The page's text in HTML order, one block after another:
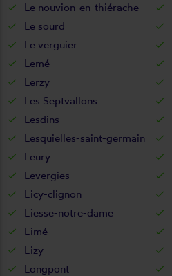
Le nouvion-en-thiérache
Le sourd
Le verguier
Lemé
Lerzy
Les Septvallons
Lesdins
Lesquielles-saint-germain
Leury
Levergies
Licy-clignon
Liesse-notre-dame
Limé
Lizy
Longpont